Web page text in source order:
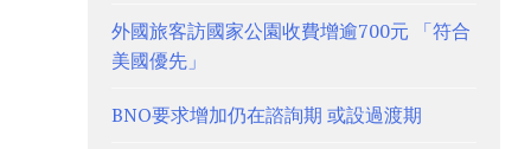
外國旅客訪國家公園收費增逾700元 「符合
美國優先」
BNO要求增加仍在諮詢期 或設過渡期